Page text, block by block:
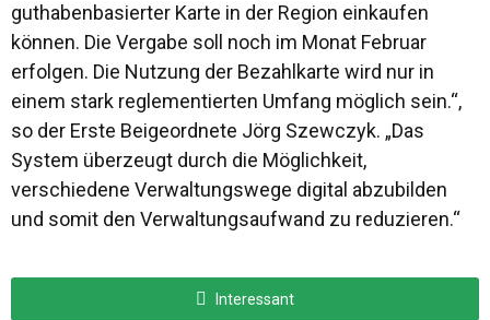
guthabenbasierter Karte in der Region einkaufen
können. Die Vergabe soll noch im Monat Februar
erfolgen. Die Nutzung der Bezahlkarte wird nur in
einem stark reglementierten Umfang möglich sein.“,
so der Erste Beigeordnete Jörg Szewczyk. „Das
System überzeugt durch die Möglichkeit,
verschiedene Verwaltungswege digital abzubilden
und somit den Verwaltungsaufwand zu reduzieren.“
Interessant